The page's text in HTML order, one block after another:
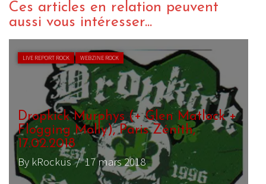
Ces articles en relation peuvent
aussi vous intéresser...
LIVE REPORT ROCK WEBZINE ROCK
Dropkick Murphys (+ Glen Matlock +
Flogging Molly), Paris Zénith,
17.02.2018
By kRockus/ 17 mars 2018